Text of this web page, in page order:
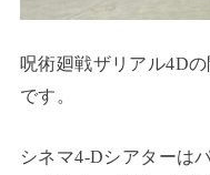
呪術廻戦ザリアル4D
です。
シネマ4-Dシアターは